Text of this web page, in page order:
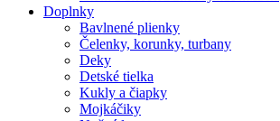
Doplnky
Bavlnené plienky
Čelenky, korunky, turbany
Deky
Detské tielka
Kukly a čiapky
Mojkáčiky